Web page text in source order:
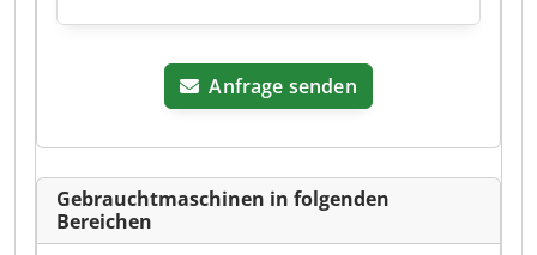
Anfrage senden
Gebrauchtmaschinen in folgenden
Bereichen